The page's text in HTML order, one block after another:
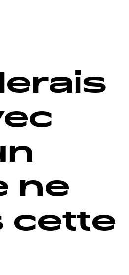
ne
cette